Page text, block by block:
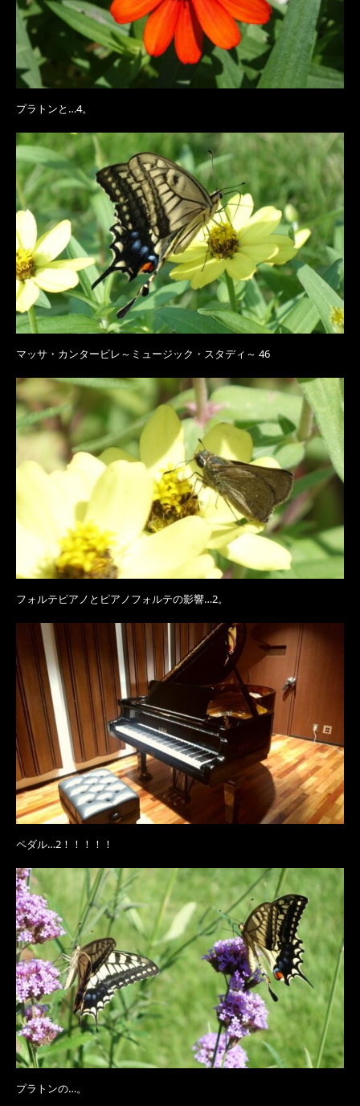
プラトンと…4。
マッサ・カンタービレ～ミュージック・スタディ～ 46
フォルテピアノとピアノフォルテの影響…2。
ペダル…2！！！！！
プラトンの…。